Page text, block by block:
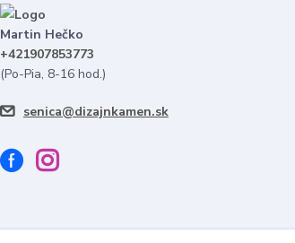
Martin Hečko
+421907853773
(Po-Pia, 8-16 hod.)
senica@dizajnkamen.sk